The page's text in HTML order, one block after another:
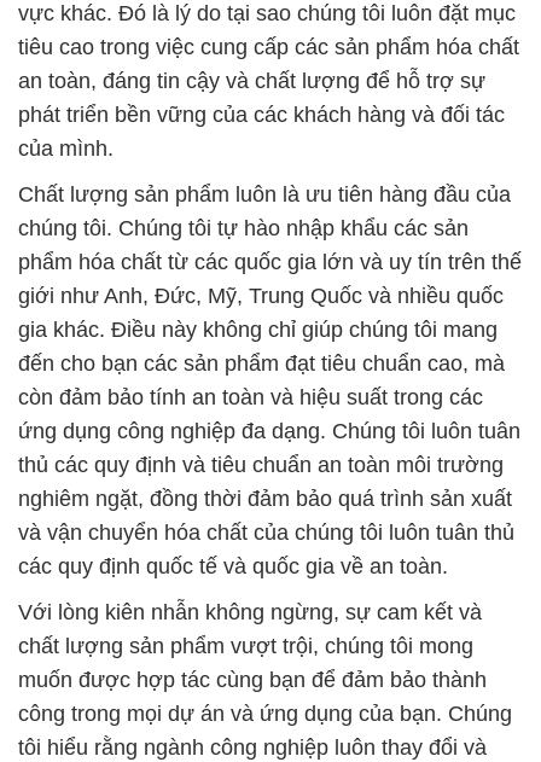
vực khác. Đó là lý do tại sao chúng tôi luôn đặt mục
tiêu cao trong việc cung cấp các sản phẩm hóa chất
an toàn, đáng tin cậy và chất lượng để hỗ trợ sự
phát triển bền vững của các khách hàng và đối tác
của mình.
Chất lượng sản phẩm luôn là ưu tiên hàng đầu của
chúng tôi. Chúng tôi tự hào nhập khẩu các sản
phẩm hóa chất từ các quốc gia lớn và uy tín trên thế
giới như Anh, Đức, Mỹ, Trung Quốc và nhiều quốc
gia khác. Điều này không chỉ giúp chúng tôi mang
đến cho bạn các sản phẩm đạt tiêu chuẩn cao, mà
còn đảm bảo tính an toàn và hiệu suất trong các
ứng dụng công nghiệp đa dạng. Chúng tôi luôn tuân
thủ các quy định và tiêu chuẩn an toàn môi trường
nghiêm ngặt, đồng thời đảm bảo quá trình sản xuất
và vận chuyển hóa chất của chúng tôi luôn tuân thủ
các quy định quốc tế và quốc gia về an toàn.
Với lòng kiên nhẫn không ngừng, sự cam kết và
chất lượng sản phẩm vượt trội, chúng tôi mong
muốn được hợp tác cùng bạn để đảm bảo thành
công trong mọi dự án và ứng dụng của bạn. Chúng
tôi hiểu rằng ngành công nghiệp luôn thay đổi và